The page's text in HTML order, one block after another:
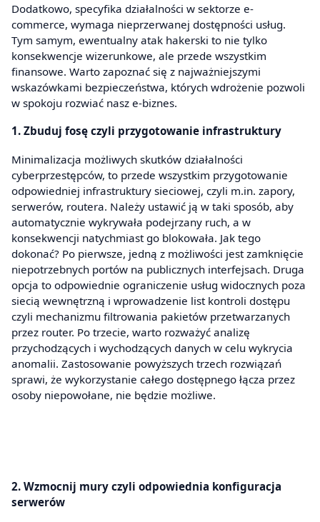
Dodatkowo, specyfika działalności w sektorze e-
commerce, wymaga nieprzerwanej dostępności usług.
Tym samym, ewentualny atak hakerski to nie tylko
konsekwencje wizerunkowe, ale przede wszystkim
finansowe. Warto zapoznać się z najważniejszymi
wskazówkami bezpieczeństwa, których wdrożenie pozwoli
w spokoju rozwiać nasz e-biznes.
1. Zbuduj fosę czyli przygotowanie infrastruktury
Minimalizacja możliwych skutków działalności
cyberprzestępców, to przede wszystkim przygotowanie
odpowiedniej infrastruktury sieciowej, czyli m.in. zapory,
serwerów, routera. Należy ustawić ją w taki sposób, aby
automatycznie wykrywała podejrzany ruch, a w
konsekwencji natychmiast go blokowała. Jak tego
dokonać? Po pierwsze, jedną z możliwości jest zamknięcie
niepotrzebnych portów na publicznych interfejsach. Druga
opcja to odpowiednie ograniczenie usług widocznych poza
siecią wewnętrzną i wprowadzenie list kontroli dostępu
czyli mechanizmu filtrowania pakietów przetwarzanych
przez router. Po trzecie, warto rozważyć analizę
przychodzących i wychodzących danych w celu wykrycia
anomalii. Zastosowanie powyższych trzech rozwiązań
sprawi, że wykorzystanie całego dostępnego łącza przez
osoby niepowołane, nie będzie możliwe.
2. Wzmocnij mury czyli odpowiednia konfiguracja
serwerów